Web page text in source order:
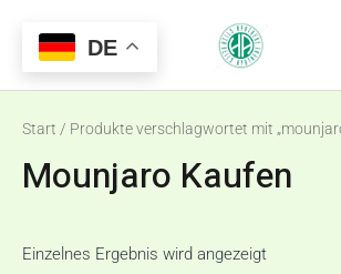
springenMenu
Start / Produkte verschlagwortet mit
Mounjaro Kaufen
Einzelnes Ergebnis wird angezeigt
DE